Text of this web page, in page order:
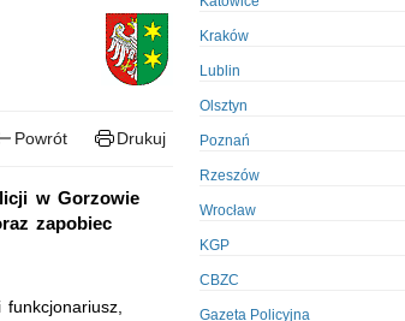
Powrót Drukuj
w Gorzowie
zapobiec
Kraków
Lublin
Olsztyn
Poznań
Rzeszów
Wrocław
KGP
CBZC
Gazeta Policyjna